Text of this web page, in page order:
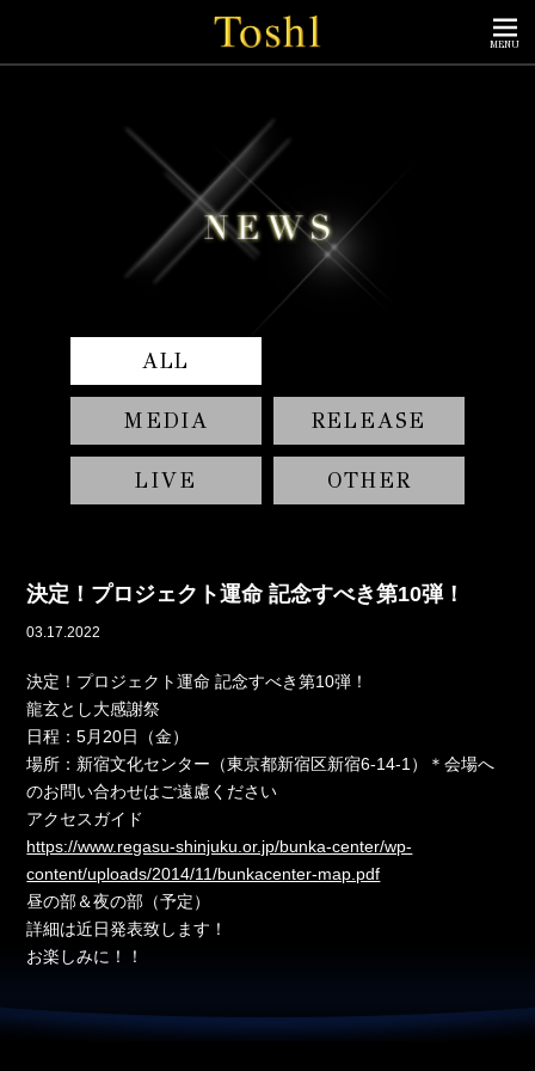
MENU
ALL
MEDIA RELEASE
LIVE OTHER
決定！プロジェクト運命 記念すべき第10弾！
03.17.2022
決定！プロジェクト運命 記念すべき第10弾！
龍玄とし大感謝祭
日程：5月20日（金）
場所：新宿文化センター（東京都新宿区新宿6-14-1）＊会場へ
のお問い合わせはご遠慮ください
アクセスガイド
https://www.regasu-shinjuku.or.jp/bunka-center/wp-
content/uploads/2014/11/bunkacenter-map.pdf
昼の部＆夜の部（予定）
詳細は近日発表致します！
お楽しみに！！